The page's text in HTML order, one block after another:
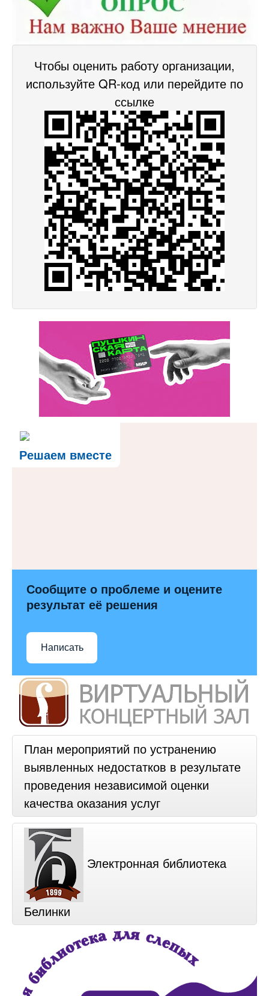
Чтобы оценить работу организации,
используйте QR-код или перейдите по
ссылке
Решаем вместе
Сообщите о проблеме и оцените
результат её решения
Написать
План мероприятий по устранению
выявленных недостатков в результате
проведения независимой оценки
качества оказания услуг
Электронная библиотека
Белинки